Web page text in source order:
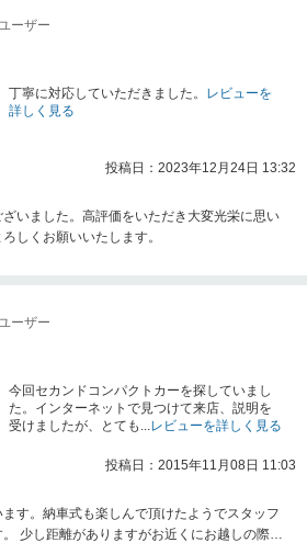
ーザー
丁寧に対応していただきました。 レビューを
詳しく見る
投稿日：2023年12月24日 13:32
いました。高評価をいただき大変光栄に思い
しくお願いいたします。
ーザー
今回セカンドコンパクトカーを探していまし
た。インターネットで見つけて来店、説明を
受けましたが、とても... レビューを詳しく見る
投稿日：2015年11月08日 11:03
す。納車式も楽しんで頂けたようでスタッフ
少し距離がありますがお近くにお越しの際は